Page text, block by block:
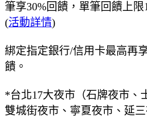
筆享30%回饋，單筆回饋上限
(活動詳情)
綁定指定銀行/信用卡最高再
饋。
*台北17大夜市（石牌夜市、
雙城街夜市、寧夏夜市、延